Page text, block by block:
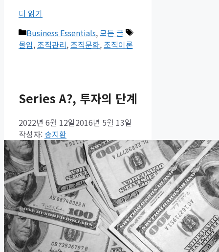
더 읽기
카
테
Business Essentials,모든 글
태
몰입, 조직관리, 조직문화, 조직이론
Series A?, 투자의 단계
2022년 6월 12일2016년 5월 13일
작성자: 송지환